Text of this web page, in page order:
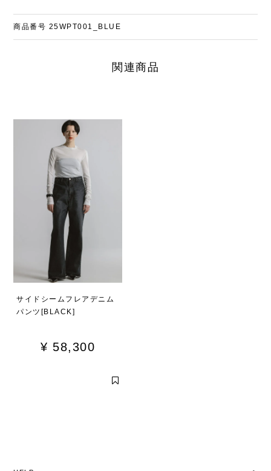
商品番号 25WPT001_BLUE
関連商品
サイドシームフレアデニム
パンツ[BLACK]
¥ 58,300